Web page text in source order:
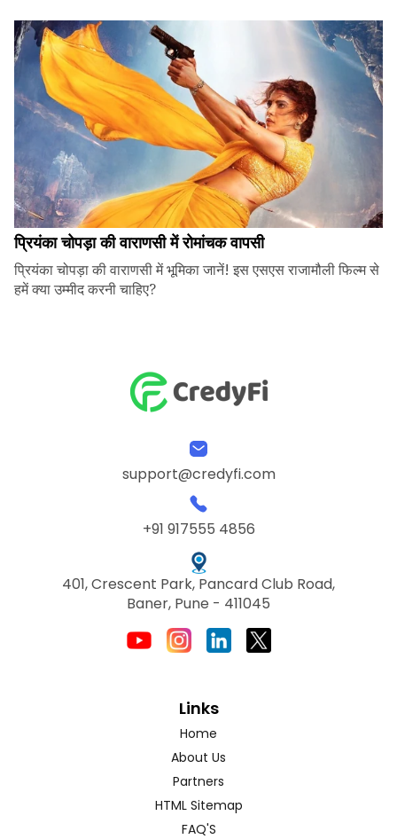
प्रियंका चोपड़ा की वाराणसी में रोमांचक वापसी
प्रियंका चोपड़ा की वाराणसी में भूमिका जानें! इस एसएस राजामौली फिल्म से
हमें क्या उम्मीद करनी चाहिए?
support@credyfi.com
+91 917555 4856
401, Crescent Park, Pancard Club Road,
Baner, Pune - 411045
Links
Home
About Us
Partners
HTML Sitemap
FAQ'S